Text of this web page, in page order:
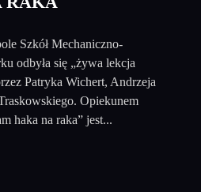
Szkół Mechaniczno-
odbyła się „żywa lekcja
Patryka Wichert, Andrzeja
Opiekunem
haka na raka” jest...